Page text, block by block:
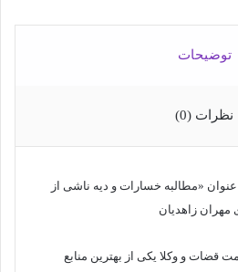
توضیحات
نظرات (0)
«مطالبه خسارات و دیه ناشی از
مهران زاهدیان
و وکلا یکی از بهترین منابع